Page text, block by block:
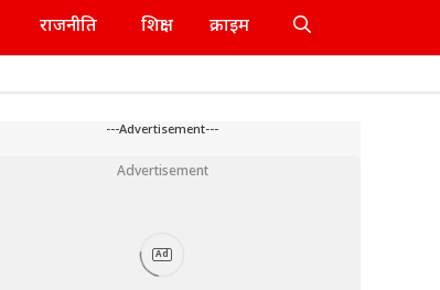
राजनीति शिक्षा क्राइम
---Advertisement---
Advertisement
Ad